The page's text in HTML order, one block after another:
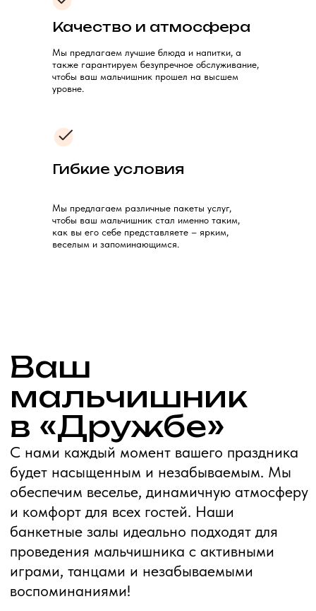
Гибкие условия
Мы предлагаем различные пакеты услуг,
чтобы ваш мальчишник стал именно таким,
как вы его себе представляете – ярким,
веселым и запоминающимся.
Качество и атмосфера
Мы предлагаем лучшие блюда и напитки, а
также гарантируем безупречное обслуживание,
чтобы ваш мальчишник прошел на высшем
уровне.